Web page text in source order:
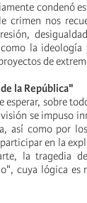
condenó
crimen nos
la
de
la República"
esperar, sobre
se impuso
así como por
en la
la tragedia
cuya lógica es